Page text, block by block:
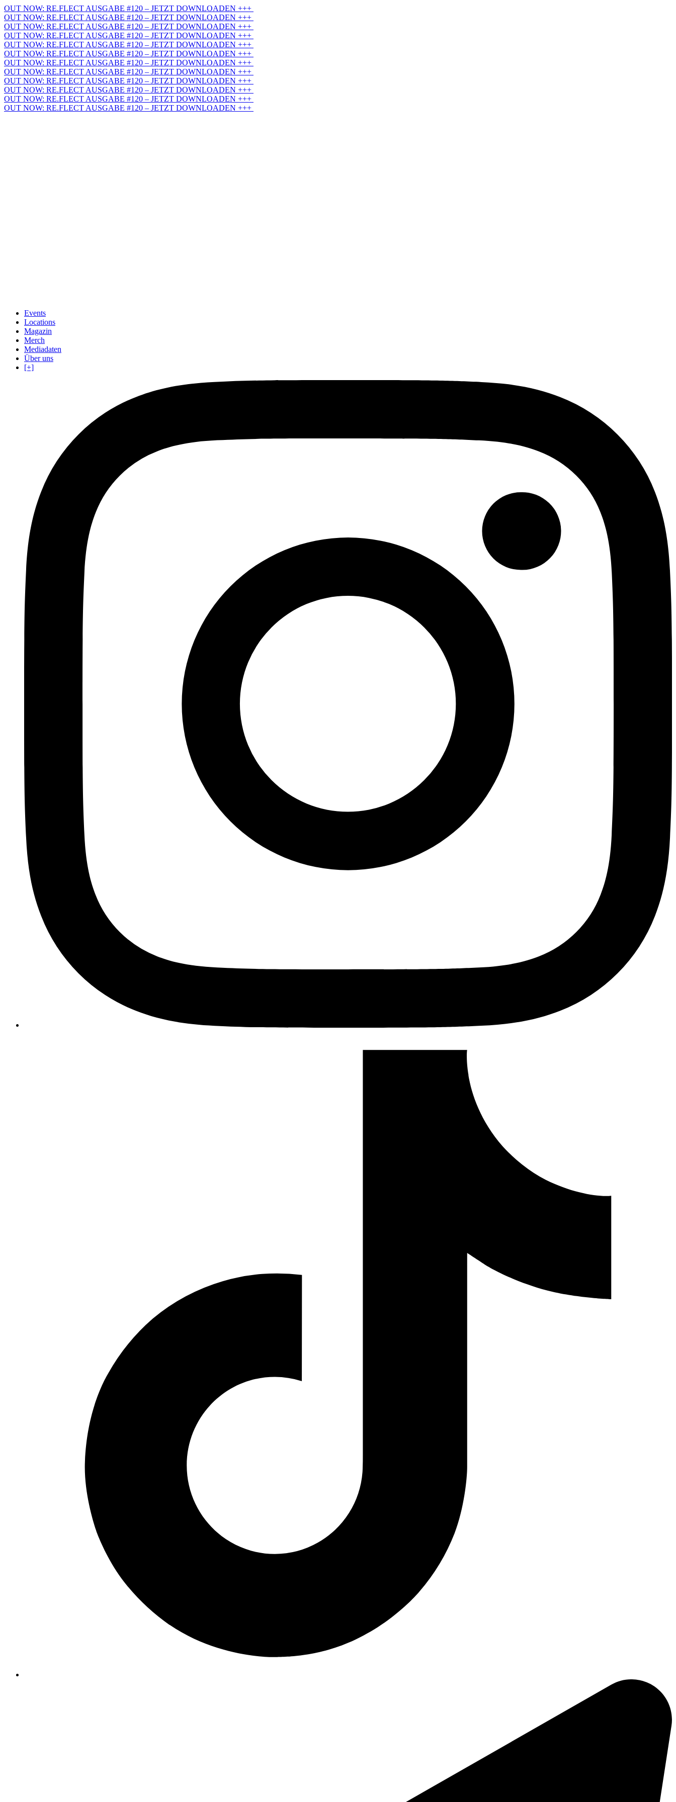
OUT NOW: RE.FLECT AUSGABE #120 – JETZT DOWNLOADEN +++
OUT NOW: RE.FLECT AUSGABE #120 – JETZT DOWNLOADEN +++
OUT NOW: RE.FLECT AUSGABE #120 – JETZT DOWNLOADEN +++
OUT NOW: RE.FLECT AUSGABE #120 – JETZT DOWNLOADEN +++
OUT NOW: RE.FLECT AUSGABE #120 – JETZT DOWNLOADEN +++
OUT NOW: RE.FLECT AUSGABE #120 – JETZT DOWNLOADEN +++
OUT NOW: RE.FLECT AUSGABE #120 – JETZT DOWNLOADEN +++
OUT NOW: RE.FLECT AUSGABE #120 – JETZT DOWNLOADEN +++
OUT NOW: RE.FLECT AUSGABE #120 – JETZT DOWNLOADEN +++
OUT NOW: RE.FLECT AUSGABE #120 – JETZT DOWNLOADEN +++
OUT NOW: RE.FLECT AUSGABE #120 – JETZT DOWNLOADEN +++
OUT NOW: RE.FLECT AUSGABE #120 – JETZT DOWNLOADEN +++
Events
Locations
Magazin
Merch
Mediadaten
Über uns
[+]